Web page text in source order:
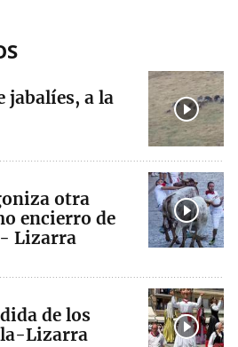
jabalíes, a la
otra
encierro de
- Lizarra
de los
Lizarra